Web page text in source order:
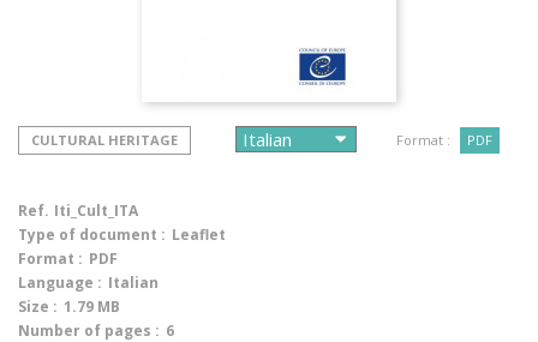
CULTURAL HERITAGE Format : PDF
Ref. Iti_Cult_ITA
Type of document : Leaflet
Format : PDF
Language : Italian
Size : 1.79 MB
Number of pages : 6